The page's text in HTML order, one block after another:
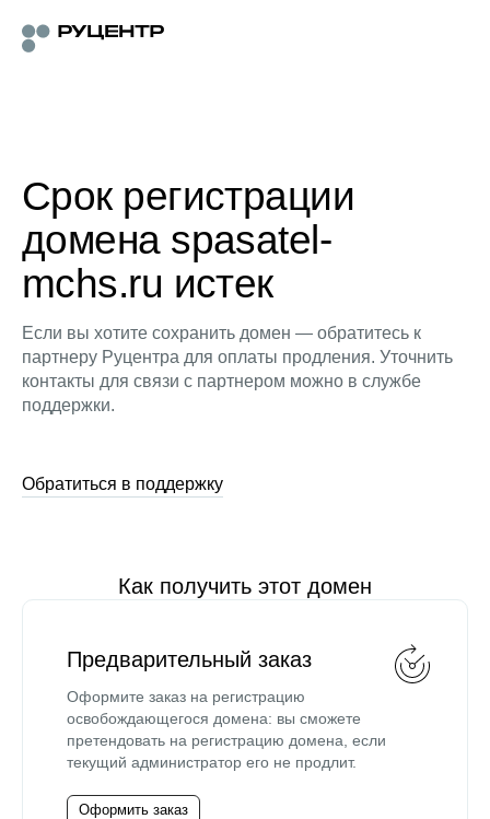
Срок регистрации
домена spasatel-
mchs.ru истек
Если вы хотите сохранить домен — обратитесь к
партнеру Руцентра для оплаты продления. Уточнить
контакты для связи с партнером можно в службе
поддержки.
Обратиться в поддержку
Как получить этот домен
Предварительный заказ
Оформите заказ на регистрацию
освобождающегося домена: вы сможете
претендовать на регистрацию домена, если
текущий администратор его не продлит.
Оформить заказ